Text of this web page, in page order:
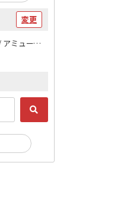
変更
旅行・宿泊・レジャー・お土産 / アミューズメント